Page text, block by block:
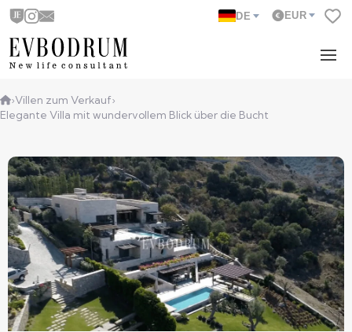
DE EUR
›Villen zum Verkauf›
Elegante Villa mit wundervollem Blick über die Bucht